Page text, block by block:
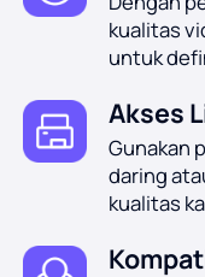
Generator Latar
Pengubah Latar
Hak Cipta Gambar
Kompres PDF
Gabungkan File
Konversi PDF ke
Konversi PDF ke
kualitas
untuk
Akses
Gunakan
daring
kualitas